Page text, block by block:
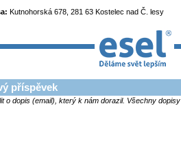
Kutnohorská 678, 281 63 Kostelec nad Č. lesy
příspěvek
o dopis (email), který k nám dorazil. Všechny dopisy